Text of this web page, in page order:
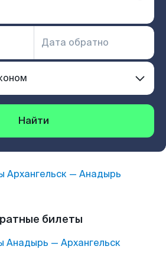
Найти
Архангельск — Анадырь
билеты
Анадырь — Архангельск